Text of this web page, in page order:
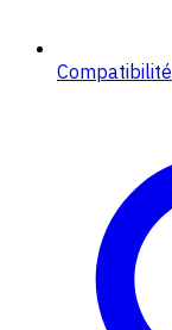
Compatibilité